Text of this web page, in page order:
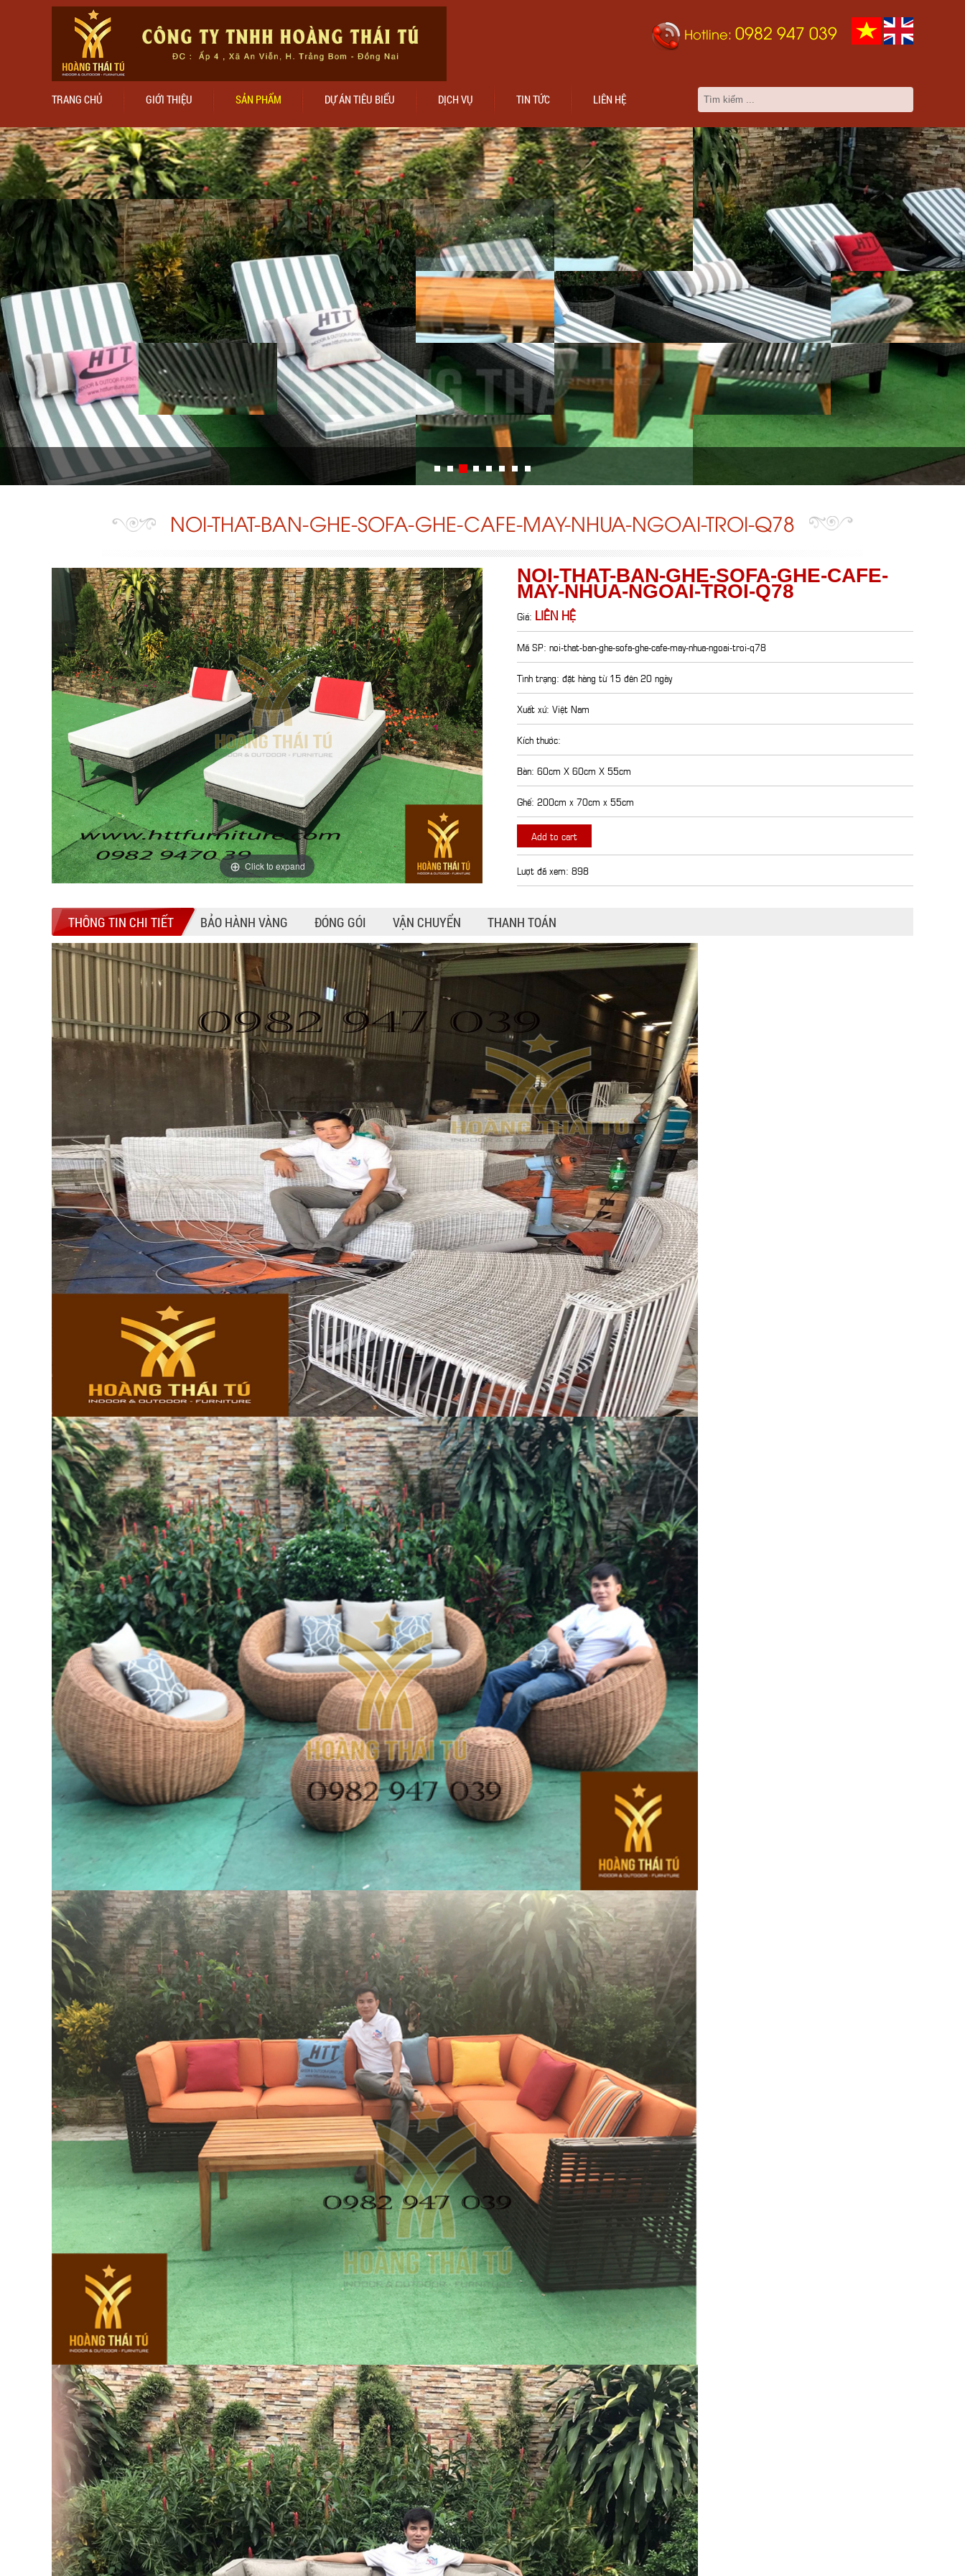
Hotline: 0982 947 039
TRANG CHỦ GIỚI THIỆU SẢN PHẨM DỰ ÁN TIÊU BIỂU DỊCH VỤ TIN TỨC LIÊN HỆ
NOI-THAT-BAN-GHE-SOFA-GHE-CAFE-MAY-NHUA-NGOAI-TROI-Q78
Click to expand
NOI-THAT-BAN-GHE-SOFA-GHE-CAFE-
MAY-NHUA-NGOAI-TROI-Q78
Giá: LIÊN HỆ
Mã SP: noi-that-ban-ghe-sofa-ghe-cafe-may-nhua-ngoai-troi-q78
Tình trạng: đặt hàng từ 15 đên 20 ngày
Xuất xứ: Việt Nam
Kích thước:
Bàn: 60cm X 60cm X 55cm
Ghế: 200cm x 70cm x 55cm
Add to cart
Lượt đã xem: 898
THÔNG TIN CHI TIẾT BẢO HÀNH VÀNG ĐÓNG GÓI VẬN CHUYỂN THANH TOÁN